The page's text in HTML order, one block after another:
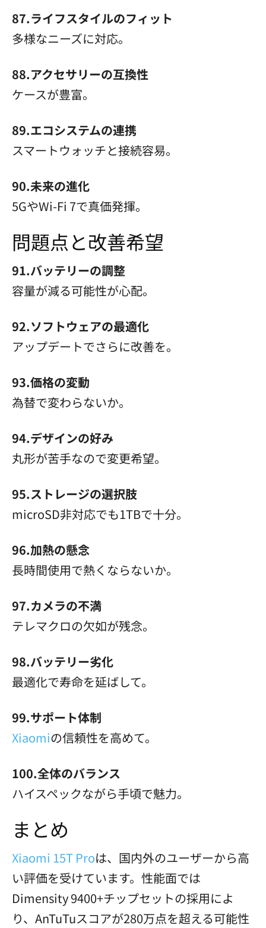
87.ライフスタイルのフィット
多様なニーズに対応。
88.アクセサリーの互換性
ケースが豊富。
89.エコシステムの連携
スマートウォッチと接続容易。
90.未来の進化
5GやWi-Fi 7で真価発揮。
問題点と改善希望
91.バッテリーの調整
容量が減る可能性が心配。
92.ソフトウェアの最適化
アップデートでさらに改善を。
93.価格の変動
為替で変わらないか。
94.デザインの好み
丸形が苦手なので変更希望。
95.ストレージの選択肢
microSD非対応でも1TBで十分。
96.加熱の懸念
長時間使用で熱くならないか。
97.カメラの不満
テレマクロの欠如が残念。
98.バッテリー劣化
最適化で寿命を延ばして。
99.サポート体制
Xiaomiの信頼性を高めて。
100.全体のバランス
ハイスペックながら手頃で魅力。
まとめ
Xiaomi 15T Proは、国内外のユーザーから高
い評価を受けています。性能面では
Dimensity 9400+チップセットの採用によ
り、AnTuTuスコアが280万点を超える可能性